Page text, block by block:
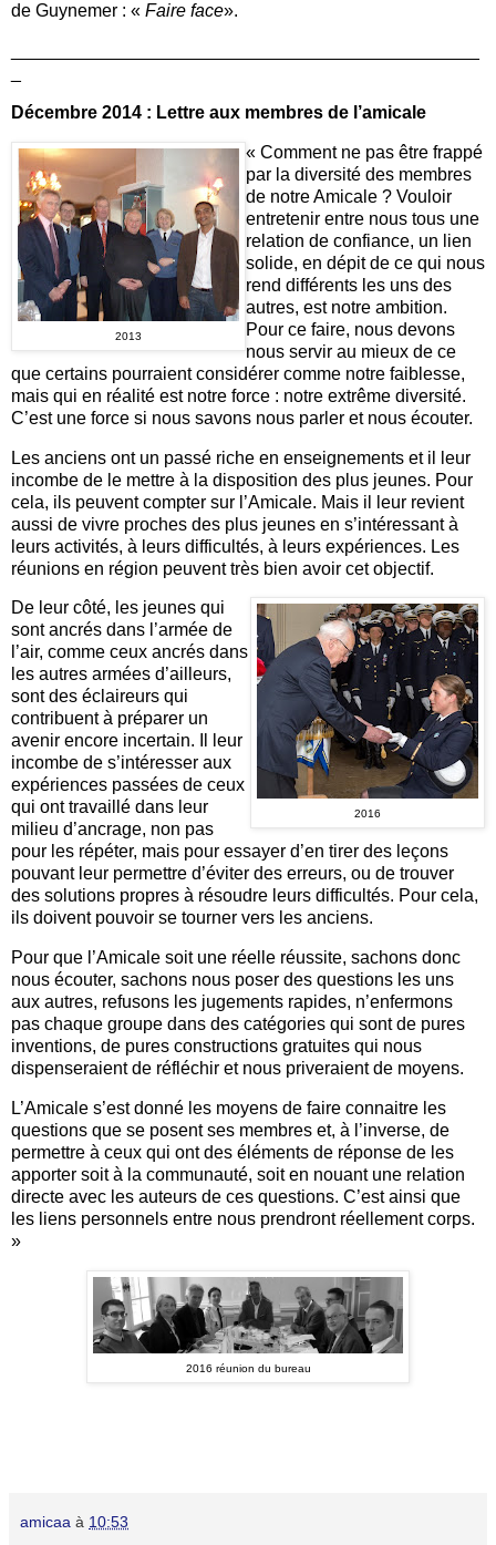
de Guynemer : « Faire face».
Décembre 2014 : Lettre aux membres de l’amicale
2013
« Comment ne pas être frappé
par la diversité des membres
de notre Amicale ? Vouloir
entretenir entre nous tous une
relation de confiance, un lien
solide, en dépit de ce qui nous
rend différents les uns des
autres, est notre ambition.
Pour ce faire, nous devons
nous servir au mieux de ce
que certains pourraient considérer comme notre faiblesse,
mais qui en réalité est notre force : notre extrême diversité.
C’est une force si nous savons nous parler et nous écouter.
Les anciens ont un passé riche en enseignements et il leur
incombe de le mettre à la disposition des plus jeunes. Pour
cela, ils peuvent compter sur l’Amicale. Mais il leur revient
aussi de vivre proches des plus jeunes en s’intéressant à
leurs activités, à leurs difficultés, à leurs expériences. Les
réunions en région peuvent très bien avoir cet objectif.
2016
De leur côté, les jeunes qui
sont ancrés dans l’armée de
l’air, comme ceux ancrés dans
les autres armées d’ailleurs,
sont des éclaireurs qui
contribuent à préparer un
avenir encore incertain. Il leur
incombe de s’intéresser aux
expériences passées de ceux
qui ont travaillé dans leur
milieu d’ancrage, non pas
pour les répéter, mais pour essayer d’en tirer des leçons
pouvant leur permettre d’éviter des erreurs, ou de trouver
des solutions propres à résoudre leurs difficultés. Pour cela,
ils doivent pouvoir se tourner vers les anciens.
Pour que l’Amicale soit une réelle réussite, sachons donc
nous écouter, sachons nous poser des questions les uns
aux autres, refusons les jugements rapides, n’enfermons
pas chaque groupe dans des catégories qui sont de pures
inventions, de pures constructions gratuites qui nous
dispenseraient de réfléchir et nous priveraient de moyens.
L’Amicale s’est donné les moyens de faire connaitre les
questions que se posent ses membres et, à l’inverse, de
permettre à ceux qui ont des éléments de réponse de les
apporter soit à la communauté, soit en nouant une relation
directe avec les auteurs de ces questions. C’est ainsi que
les liens personnels entre nous prendront réellement corps.
»
2016 réunion du bureau
amicaa à 10:53